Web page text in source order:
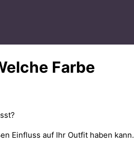
Farbe
Einfluss auf Ihr Outfit haben kann.